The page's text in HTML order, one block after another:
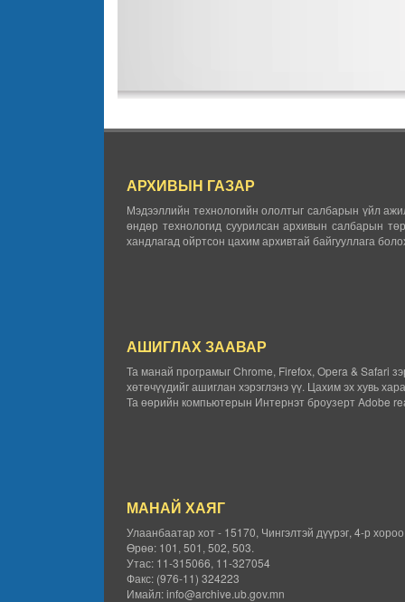
АРХИВЫН ГАЗАР
Мэдээллийн технологийн ололтыг салбарын үйл
өндөр технологид суурилсан архивын салбарын
хандлагад ойртсон цахим архивтай байгууллага
АШИГЛАХ ЗААВАР
Та манай програмыг Chrome, Firefox, Opera & Safari
хөтөчүүдийг ашиглан хэрэглэнэ үү. Цахим эх хувь
Та өөрийн компьютерын Интернэт броузерт Adobe
МАНАЙ ХАЯГ
Улаанбаатар хот - 15170, Чингэлтэй дүүрэг, 4-р
Өрөө: 101, 501, 502, 503.
Утас: 11-315066, 11-327054
Факс: (976-11) 324223
Имайл: info@archive.ub.gov.mn